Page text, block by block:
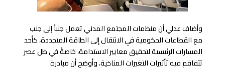
وأضاف عدلي أن منظمات المجتمع المدني تعمل جنباً إلى جنب
مع القطاعات الحكومية في الانتقال إلى الطاقة المتجددة، كأحد
المسارات الرئيسية لتحقيق معايير الاستدامة، خاصةً في ظل عصر
تتفاقم فيه تأثيرات التغيرات المناخية، وأوضح أن مبادرة